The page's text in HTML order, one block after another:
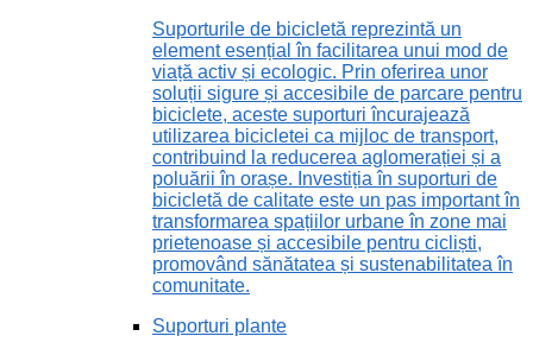
Suporturile de bicicletă reprezintă un
element esențial în facilitarea unui mod de
viață activ și ecologic. Prin oferirea unor
soluții sigure și accesibile de parcare pentru
biciclete, aceste suporturi încurajează
utilizarea bicicletei ca mijloc de transport,
contribuind la reducerea aglomerației și a
poluării în orașe. Investiția în suporturi de
bicicletă de calitate este un pas important în
transformarea spațiilor urbane în zone mai
prietenoase și accesibile pentru cicliști,
promovând sănătatea și sustenabilitatea în
comunitate.
Suporturi plante